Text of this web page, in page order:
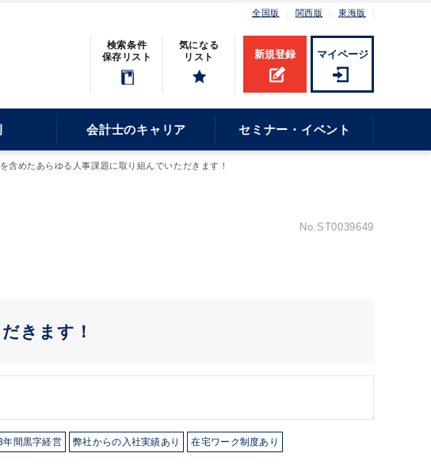
全国版 関西版 東海版
検索条件
保存リスト
気になる
リスト
新規登録 マイページ
会計士のキャリア セミナー・イベント
含めたあらゆる人事課題に取り組んでいただきます！
No.ST0039649
きます！
年間黒字経営 弊社からの入社実績あり 在宅ワーク制度あり